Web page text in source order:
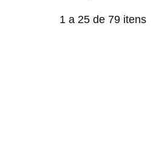
1 a 25 de 79 itens